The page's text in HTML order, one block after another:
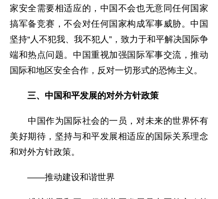
家安全需要相适应的，中国不会也无意同任何国家
搞军备竞赛，不会对任何国家构成军事威胁。中国
坚持“人不犯我、我不犯人”，致力于和平解决国际争
端和热点问题。中国重视加强国际军事交流，推动
国际和地区安全合作，反对一切形式的恐怖主义。
三、中国和平发展的对外方针政策
中国作为国际社会的一员，对未来的世界怀有
美好期待，坚持与和平发展相适应的国际关系理念
和对外方针政策。
——推动建设和谐世界